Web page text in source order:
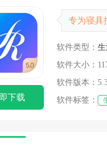
下载
专为寝具
软件类型：
软件大小：
软件版本：
软件标签：